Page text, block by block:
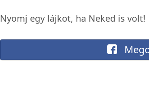
Nyomj egy lájkot, ha Neked is volt!